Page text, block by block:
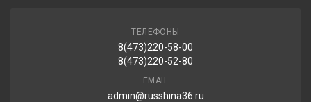
Pirelli P ZERO (RO1) 255/40R21 102Y
40 030.00 ₽
ТЕЛЕФОНЫ
8(473)220-58-00
8(473)220-52-80
EMAIL
admin@russhina36.ru